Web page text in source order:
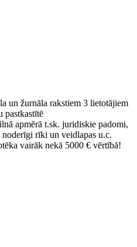
un žurnāla rakstiem 3 lietotājiem
pastkastītē
apmērā t.sk. juridiskie padomi,
rīki un veidlapas u.c.
vairāk nekā 5000 € vērtībā!